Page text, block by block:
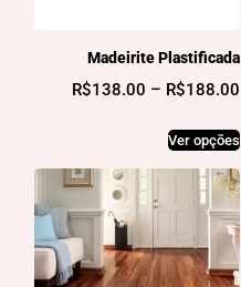
Madeirite Plastificada
R$138.00 – R$188.00
Ver opções